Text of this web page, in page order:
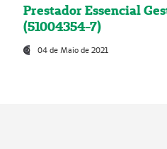
Prestador Essencial
(51004354-7)
04 de Maio de 2021